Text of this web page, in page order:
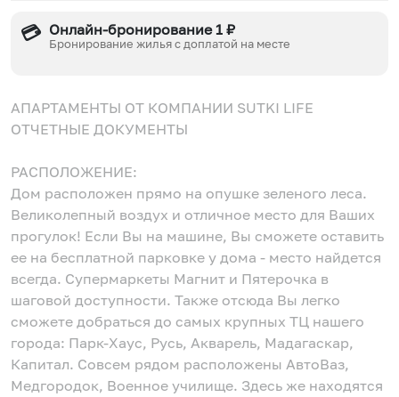
💳 Онлайн-бронирование 1 ₽
Бронирование жилья с доплатой на месте
АПАРТАМЕНТЫ ОТ КОМПАНИИ SUTKI LIFE
ОТЧЕТНЫЕ ДОКУМЕНТЫ
РАСПОЛОЖЕНИЕ:
Дом расположен прямо на опушке зеленого леса.
Великолепный воздух и отличное место для Ваших
прогулок! Если Вы на машине, Вы сможете оставить
ее на бесплатной парковке у дома - место найдется
всегда. Супермаркеты Магнит и Пятерочка в
шаговой доступности. Также отсюда Вы легко
сможете добраться до самых крупных ТЦ нашего
города: Парк-Хаус, Русь, Акварель, Мадагаскар,
Капитал. Совсем рядом расположены АвтоВаз,
Медгородок, Военное училище. Здесь же находятся